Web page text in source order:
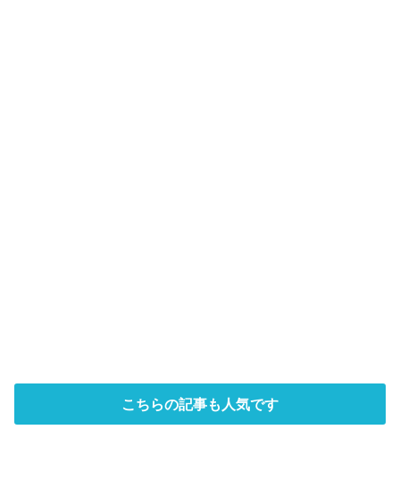
こちらの記事も人気です